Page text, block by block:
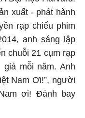
xuất - phát hành
rạp chiếu phim
anh sáng lập
chuỗi 21 cụm rạp
mỗi năm. Anh
Nam Ơi!”, người
ơi! Đánh bay